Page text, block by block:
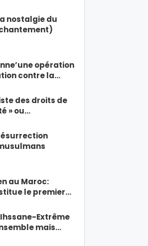
nostalgie du
opération
contre la…
des droits de
» ou…
au Maroc:
le premier…
Extrême
mais…